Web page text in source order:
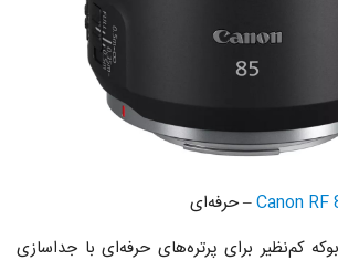
Canon– حرفه‌ای
بوکه کم‌نظیر برای پرتره‌های حرفه‌ای با جداسازی